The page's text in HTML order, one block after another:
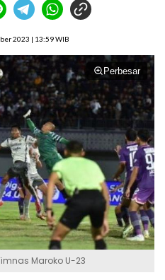
2023 | 13:59 WIB
Perbesar
Maroko U-23